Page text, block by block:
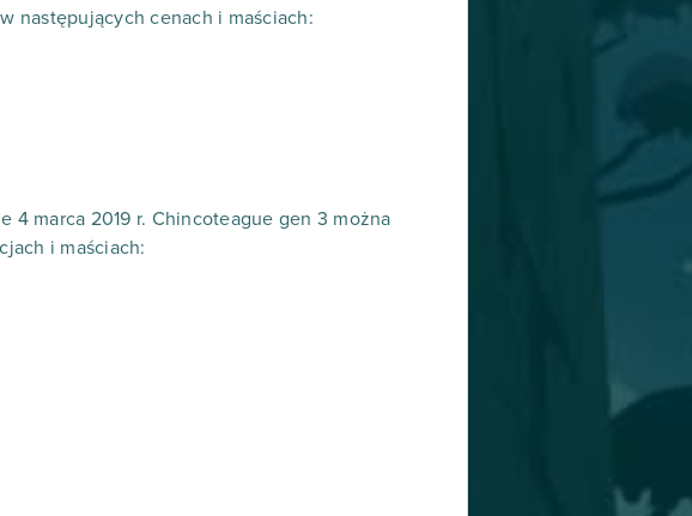
następujących cenach i maściach:
4 marca 2019 r. Chincoteague gen 3 można
i maściach: